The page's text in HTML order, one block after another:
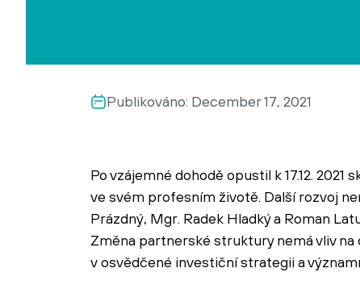
Publikováno: December 17, 2021
Po vzájemné dohodě opustil k 17.12.
ve svém profesním životě. Další rozvoj
Prázdný, Mgr. Radek Hladký a Roman
Změna partnerské struktury nemá vliv
v osvědčené investiční strategii a